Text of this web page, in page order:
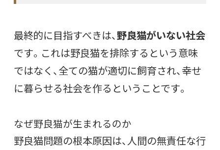
最終的に目指すべきは、野良猫がいない社会
です。これは野良猫を排除するという意味
ではなく、全ての猫が適切に飼育され、幸せ
に暮らせる社会を作るということです。
なぜ野良猫が生まれるのか
野良猫問題の根本原因は、人間の無責任な行